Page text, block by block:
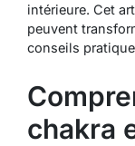
intérieure. Cet
peuvent
conseils
chakra